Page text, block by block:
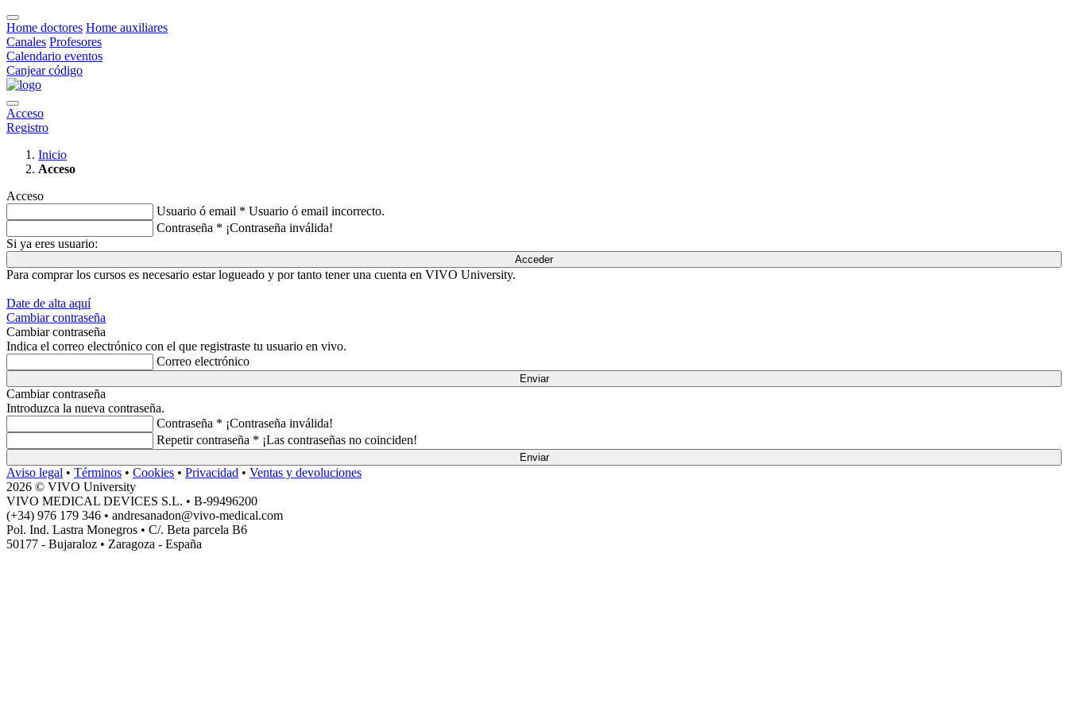
Home doctores Home auxiliares
Canales Profesores
Calendario eventos
Canjear código
Acceso
Registro
Inicio
Acceso
Acceso
Usuario ó email * Usuario ó email incorrecto.
Contraseña * ¡Contraseña inválida!
Si ya eres usuario:
Acceder
Para comprar los cursos es necesario estar logueado y por tanto tener una cuenta en VIVO University.
Date de alta aquí
Cambiar contraseña
Cambiar contraseña
Indica el correo electrónico con el que registraste tu usuario en vivo.
Correo electrónico
Enviar
Cambiar contraseña
Introduzca la nueva contraseña.
Contraseña * ¡Contraseña inválida!
Repetir contraseña * ¡Las contraseñas no coinciden!
Enviar
Aviso legal • Términos • Cookies • Privacidad • Ventas y devoluciones
2026 © VIVO University
VIVO MEDICAL DEVICES S.L. • B-99496200
(+34) 976 179 346 • andresanadon@vivo-medical.com
Pol. Ind. Lastra Monegros • C/. Beta parcela B6
50177 - Bujaraloz • Zaragoza - España